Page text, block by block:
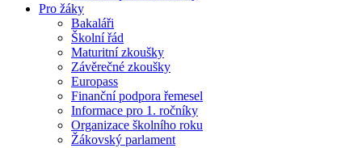
Pro žáky
Bakaláři
Školní řád
Maturitní zkoušky
Závěrečné zkoušky
Europass
Finanční podpora řemesel
Informace pro 1. ročníky
Organizace školního roku
Žákovský parlament